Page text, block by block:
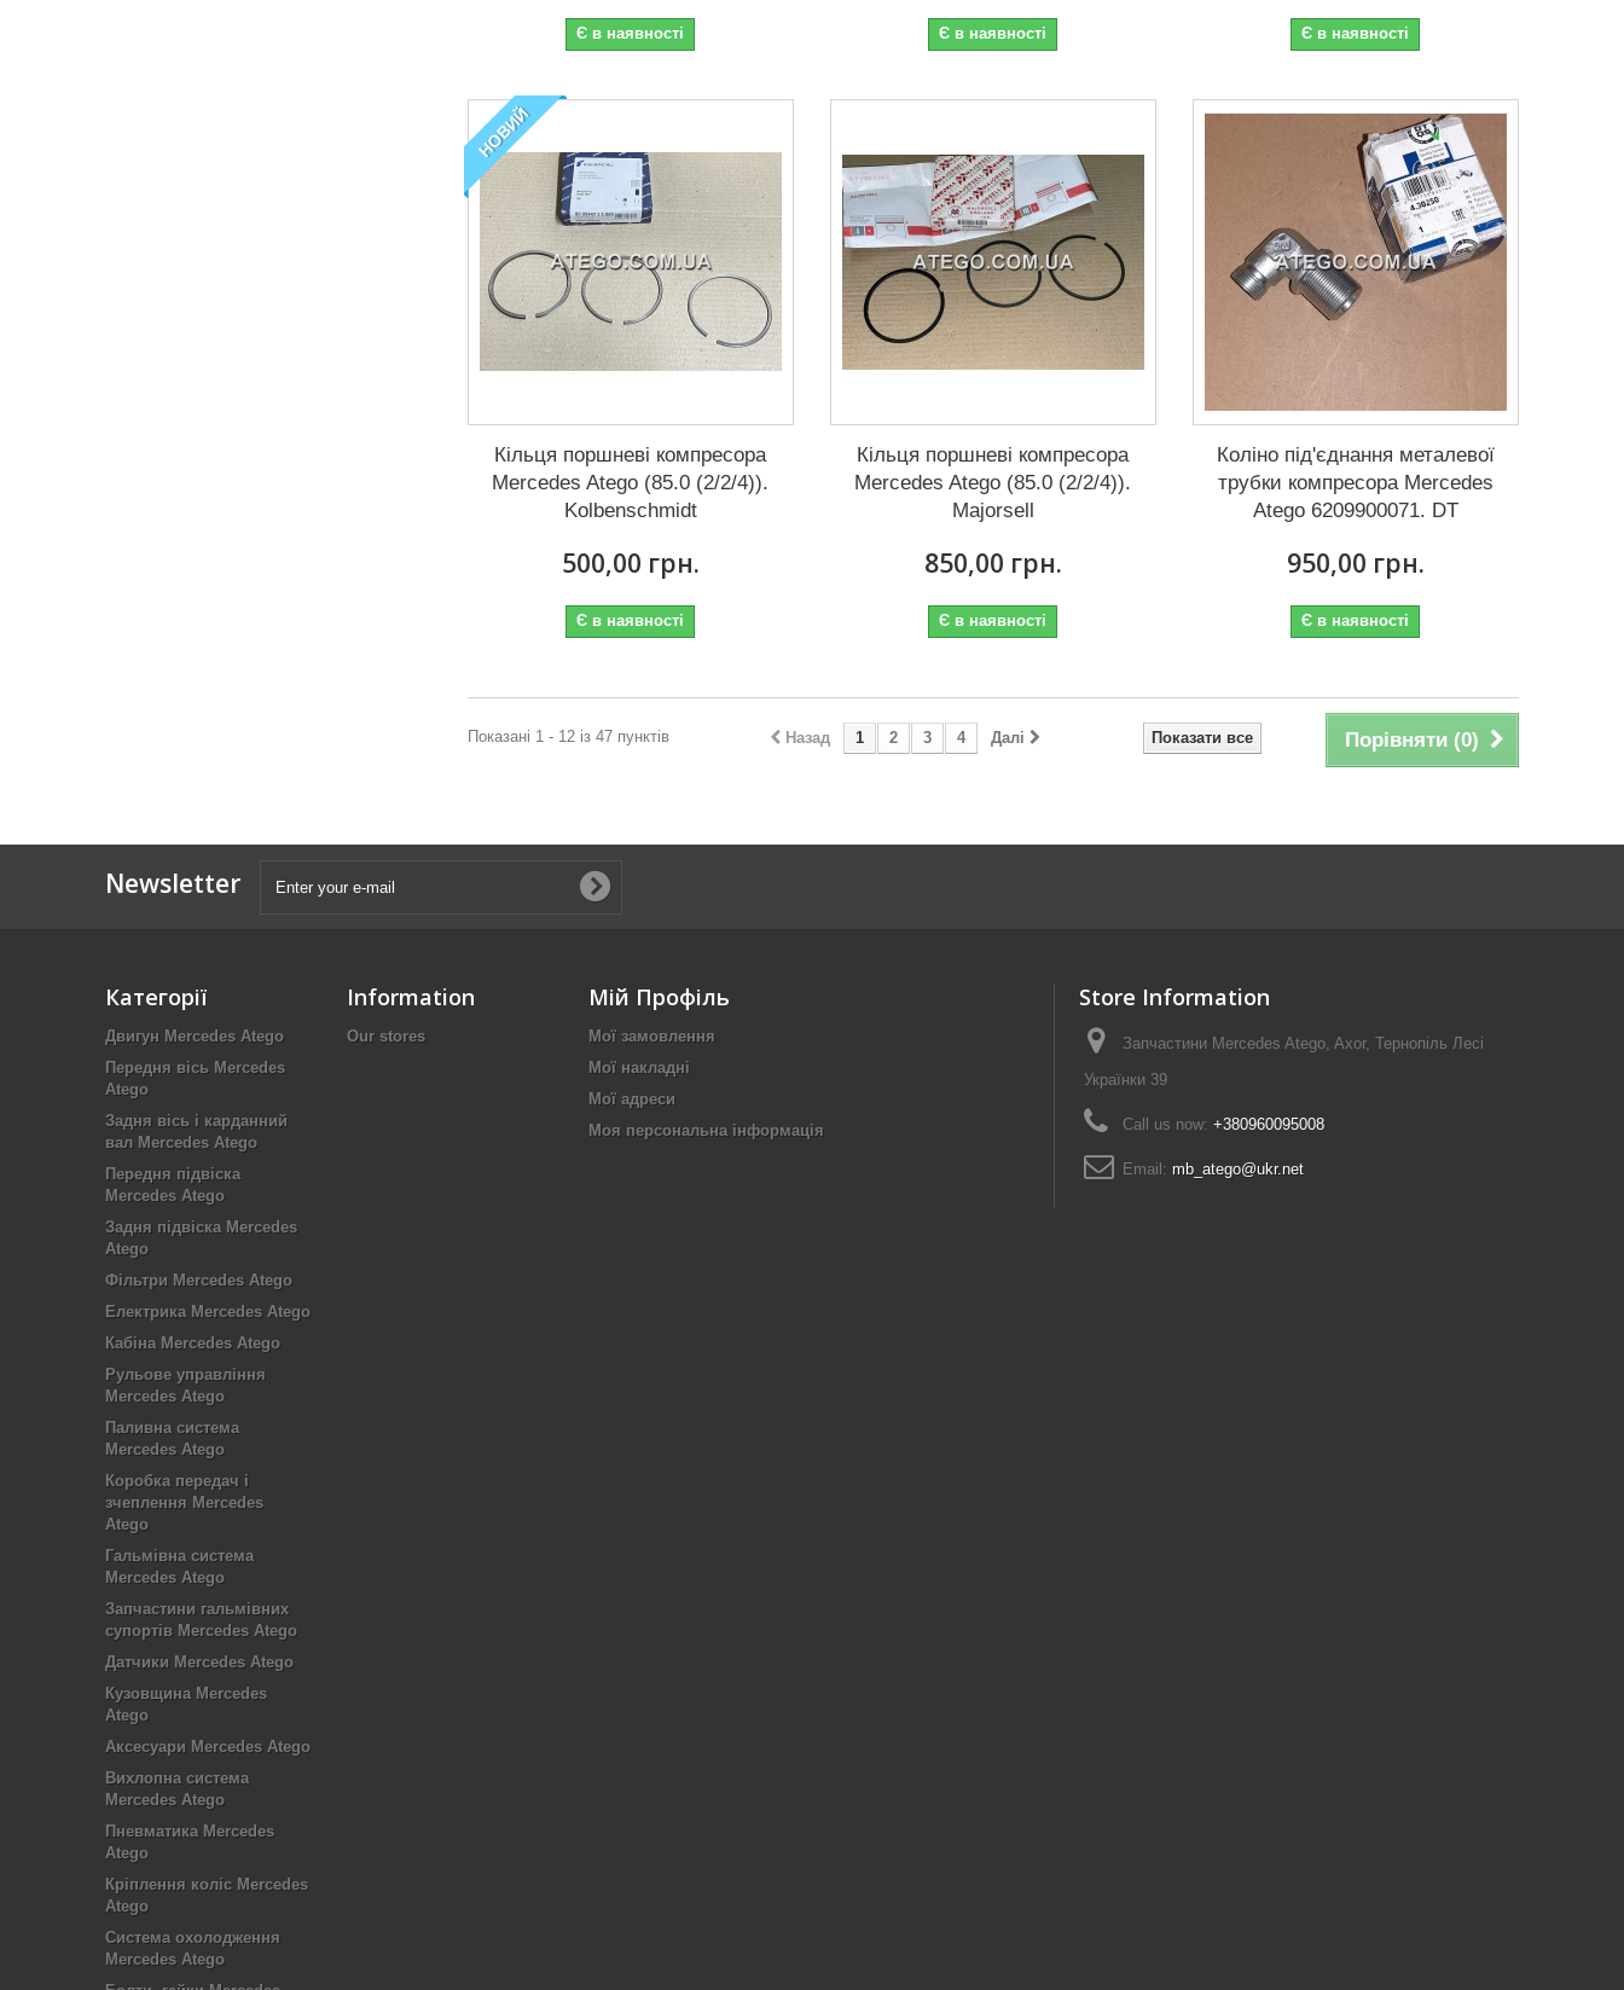
Є в наявності Є в наявності Є в наявності
НОВИЙ
Кільця поршневі компресора
Mercedes Atego (85.0 (2/2/4)).
Kolbenschmidt
500,00 грн.
Є в наявності
Кільця поршневі компресора
Mercedes Atego (85.0 (2/2/4)).
Majorsell
850,00 грн.
Є в наявності
Коліно під'єднання металевої
трубки компресора Mercedes
Atego 6209900071. DT
950,00 грн.
Є в наявності
Порівняти (0)
Показати все
Назад 1 2 3 4 Далі
Показані 1 - 12 із 47 пунктів
Newsletter
Категорії
Двигун Mercedes Atego
Передня вісь Mercedes
Atego
Задня вісь і карданний
вал Mercedes Atego
Передня підвіска
Mercedes Atego
Задня підвіска Mercedes
Atego
Фільтри Mercedes Atego
Електрика Mercedes Atego
Кабіна Mercedes Atego
Рульове управління
Mercedes Atego
Паливна система
Mercedes Atego
Коробка передач і
зчеплення Mercedes
Atego
Гальмівна система
Mercedes Atego
Запчастини гальмівних
супортів Mercedes Atego
Датчики Mercedes Atego
Кузовщина Mercedes
Atego
Аксесуари Mercedes Atego
Вихлопна система
Mercedes Atego
Пневматика Mercedes
Atego
Кріплення коліс Mercedes
Atego
Система охолодження
Mercedes Atego
Information
Our stores
Мій Профіль
Мої замовлення
Мої накладні
Мої адреси
Моя персональна інформація
Store Information
Запчастини Mercedes Atego, Axor, Тернопіль Лесі
Українки 39
Call us now: +380960095008
Email: mb_atego@ukr.net